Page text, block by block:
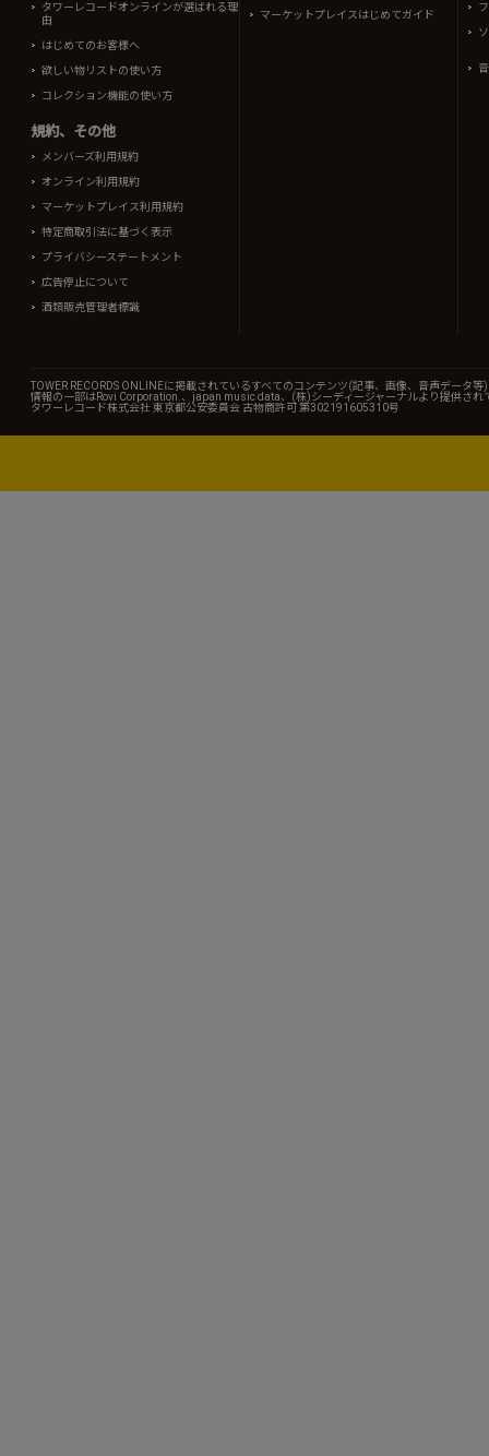
タワーレコードオンラインが選ばれる理
由
はじめてのお客様へ
欲しい物リストの使い方
コレクション機能の使い方
規約、その他
メンバーズ利用規約
オンライン利用規約
マーケットプレイス利用規約
特定商取引法に基づく表示
プライバシーステートメント
広告停止について
酒類販売管理者標識
マーケットプレイスはじめてガイド
TOWER RECORDS ONLINEに掲載されているすべてのコンテンツ(記事、画像、音声データ
情報の一部はRovi Corporation.、japan music data、(株)シーディージャーナルより提供され
タワーレコード株式会社 東京都公安委員会 古物商許可 第302191605310号